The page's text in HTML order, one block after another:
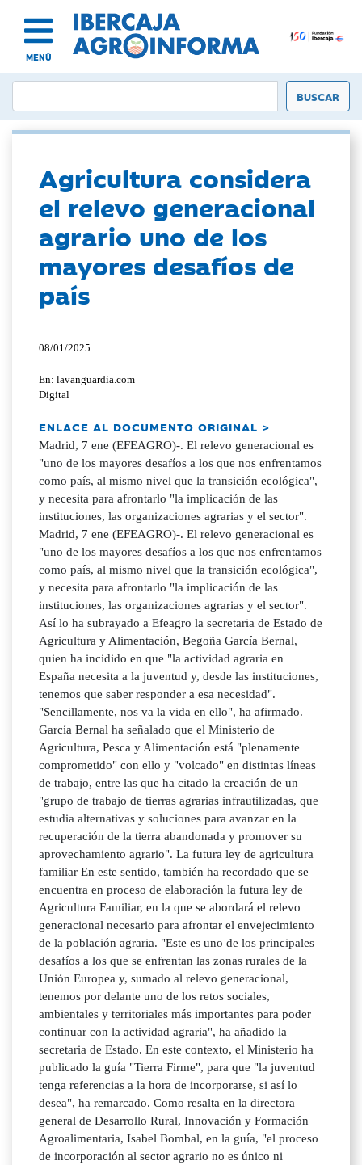
MENÚ
Agricultura considera
el relevo generacional
agrario uno de los
mayores desafíos de
país
08/01/2025
En: lavanguardia.com
Digital
ENLACE AL DOCUMENTO ORIGINAL >
Madrid, 7 ene (EFEAGRO)-. El relevo generacional es
"uno de los mayores desafíos a los que nos enfrentamos
como país, al mismo nivel que la transición ecológica",
y necesita para afrontarlo "la implicación de las
instituciones, las organizaciones agrarias y el sector".
Madrid, 7 ene (EFEAGRO)-. El relevo generacional es
"uno de los mayores desafíos a los que nos enfrentamos
como país, al mismo nivel que la transición ecológica",
y necesita para afrontarlo "la implicación de las
instituciones, las organizaciones agrarias y el sector".
Así lo ha subrayado a Efeagro la secretaria de Estado de
Agricultura y Alimentación, Begoña García Bernal,
quien ha incidido en que "la actividad agraria en
España necesita a la juventud y, desde las instituciones,
tenemos que saber responder a esa necesidad".
"Sencillamente, nos va la vida en ello", ha afirmado.
García Bernal ha señalado que el Ministerio de
Agricultura, Pesca y Alimentación está "plenamente
comprometido" con ello y "volcado" en distintas líneas
de trabajo, entre las que ha citado la creación de un
"grupo de trabajo de tierras agrarias infrautilizadas, que
estudia alternativas y soluciones para avanzar en la
recuperación de la tierra abandonada y promover su
aprovechamiento agrario". La futura ley de agricultura
familiar En este sentido, también ha recordado que se
encuentra en proceso de elaboración la futura ley de
Agricultura Familiar, en la que se abordará el relevo
generacional necesario para afrontar el envejecimiento
de la población agraria. "Este es uno de los principales
desafíos a los que se enfrentan las zonas rurales de la
Unión Europea y, sumado al relevo generacional,
tenemos por delante uno de los retos sociales,
ambientales y territoriales más importantes para poder
continuar con la actividad agraria", ha añadido la
secretaria de Estado. En este contexto, el Ministerio ha
publicado la guía "Tierra Firme", para que "la juventud
tenga referencias a la hora de incorporarse, si así lo
desea", ha remarcado. Como resalta en la directora
general de Desarrollo Rural, Innovación y Formación
Agroalimentaria, Isabel Bombal, en la guía, "el proceso
de incorporación al sector agrario no es único ni